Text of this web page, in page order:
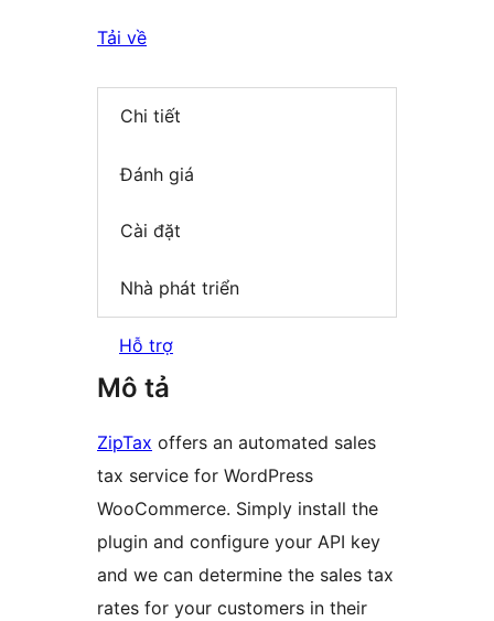
Tải về
Chi tiết
Đánh giá
Cài đặt
Nhà phát triển
Hỗ trợ
Mô tả
ZipTax offers an automated sales
tax service for WordPress
WooCommerce. Simply install the
plugin and configure your API key
and we can determine the sales tax
rates for your customers in their